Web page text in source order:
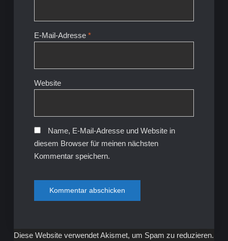
E-Mail-Adresse *
Website
Name, E-Mail-Adresse und Website in
diesem Browser für meinen nächsten
Kommentar speichern.
Diese Website verwendet Akismet, um Spam zu reduzieren.